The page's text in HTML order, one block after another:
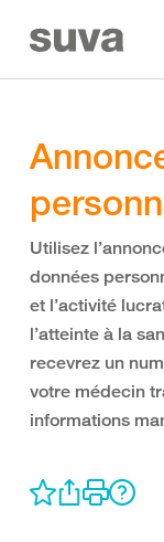
Utilisez
données
et l’activité
l’atteinte à la
recevrez un
votre médecin
informations